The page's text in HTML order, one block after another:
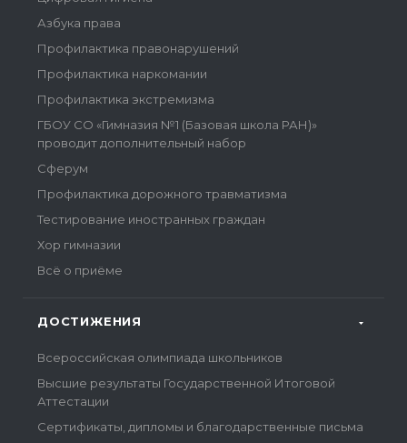
Азбука права
Профилактика правонарушений
Профилактика наркомании
Профилактика экстремизма
ГБОУ СО «Гимназия №1 (Базовая школа РАН)»
проводит дополнительный набор
Сферум
Профилактика дорожного травматизма
Тестирование иностранных граждан
Хор гимназии
Всё о приёме
ДОСТИЖЕНИЯ
Всероссийская олимпиада школьников
Высшие результаты Государственной Итоговой
Аттестации
Сертификаты, дипломы и благодарственные письма